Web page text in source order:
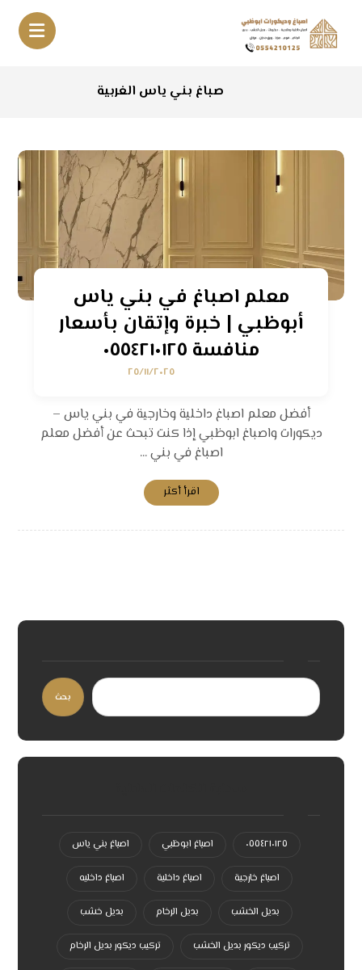
صباغ بني ياس الغربية
معلم اصباغ في بني ياس
أبوظبي | خبرة وإتقان بأسعار
منافسة ٠٥٥٤٢١٠١٢٥
٢٥/١١/٢٠٢٥
أفضل معلم اصباغ داخلية وخارجية في بني ياس –
ديكورات واصباغ ابوظبي إذا كنت تبحث عن أفضل معلم
اصباغ في بني ...
اقرأ أكثر
بحث
٠٥٥٤٢١٠١٢٥ اصباغ ابوظبي اصباغ بني ياس
اصباغ خارجية اصباغ داخلية اصباغ داخليه
بديل الخشب بديل الرخام بديل خشب
تركيب ديكور بديل الخشب تركيب ديكور بديل الرخام